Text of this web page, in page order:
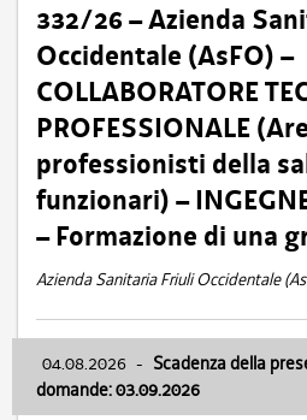
332/26 – Azienda
Occidentale (AsFO) –
COLLABORATORE
PROFESSIONALE
professionisti della
funzionari) –
– Formazione di una
Azienda Sanitaria Friuli Occidentale
04.08.2026 - Scadenza della
domande: 03.09.2026